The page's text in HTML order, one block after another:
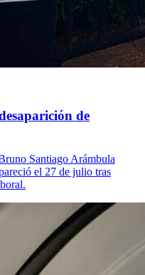
de
Santiago Arámbula
el 27 de julio tras